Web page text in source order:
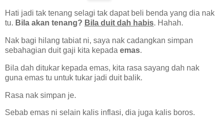
Hati jadi tak tenang selagi tak dapat beli benda yang dia nak
tu. Bila akan tenang? Bila duit dah habis. Hahah.
Nak bagi hilang tabiat ni, saya nak cadangkan simpan
sebahagian duit gaji kita kepada emas.
Bila dah ditukar kepada emas, kita rasa sayang dah nak
guna emas tu untuk tukar jadi duit balik.
Rasa nak simpan je.
Sebab emas ni selain kalis inflasi, dia juga kalis boros.